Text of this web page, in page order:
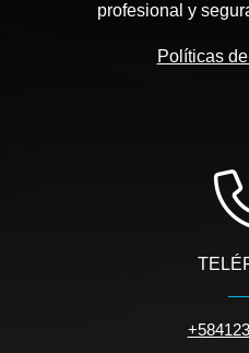
profesional y
Políticas